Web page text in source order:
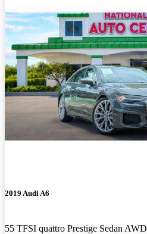
2019 Audi A6
55 TFSI quattro Prestige Sedan AWD